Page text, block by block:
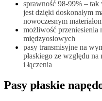
sprawność 98-99% – tak
jest dzięki doskonałym
nowoczesnym
możliwość przeniesienia
międzyosiowych
pasy transmisyjne na
płaskiego ze względu
i łączenia
Pasy płaskie